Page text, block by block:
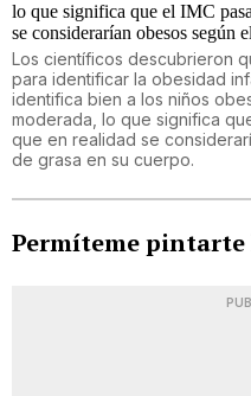
Los científicos descubrieron
para identificar la obesidad
identifica bien a los niños
moderada, lo que significa
que en realidad se
de grasa en su cuerpo.
Permíteme